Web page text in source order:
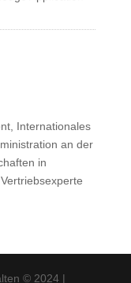
Internationales
an der
in
© 2024 |